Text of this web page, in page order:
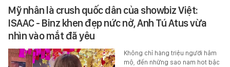
Mỹ nhân là crush quốc dân của showbiz Việt:
ISAAC - Binz khen đẹp nức nở, Anh Tú Atus vừa
nhìn vào mắt đã yêu
Không chỉ hàng triệu người hâm
mộ, đến những sao nam hot bậc